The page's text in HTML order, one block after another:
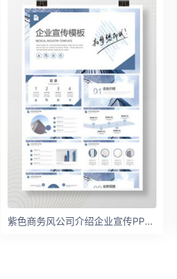
紫色商务风公司介绍企业宣传PPT模板